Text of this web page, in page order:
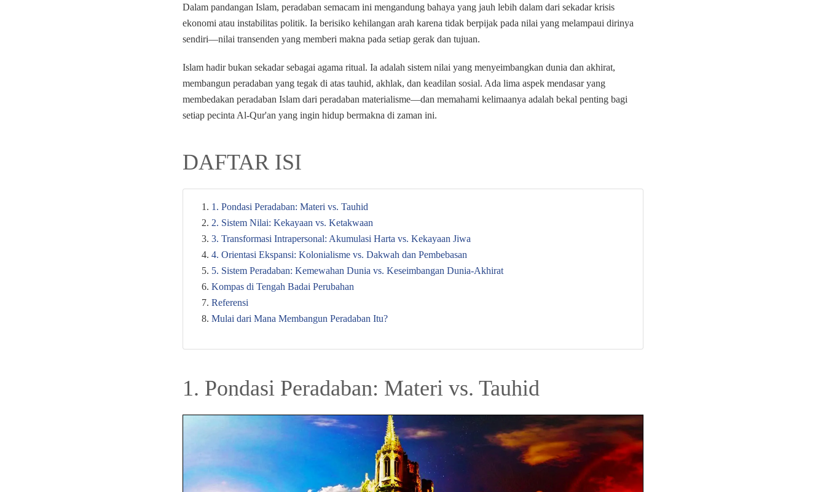
Dalam pandangan Islam, peradaban semacam ini mengandung bahaya yang jauh lebih dalam dari sekadar krisis
ekonomi atau instabilitas politik. Ia berisiko kehilangan arah karena tidak berpijak pada nilai yang melampaui dirinya
sendiri—nilai transenden yang memberi makna pada setiap gerak dan tujuan.
Islam hadir bukan sekadar sebagai agama ritual. Ia adalah sistem nilai yang menyeimbangkan dunia dan akhirat,
membangun peradaban yang tegak di atas tauhid, akhlak, dan keadilan sosial. Ada lima aspek mendasar yang
membedakan peradaban Islam dari peradaban materialisme—dan memahami kelimaanya adalah bekal penting bagi
setiap pecinta Al-Qur'an yang ingin hidup bermakna di zaman ini.
DAFTAR ISI
1. Pondasi Peradaban: Materi vs. Tauhid
2. Sistem Nilai: Kekayaan vs. Ketakwaan
3. Transformasi Intrapersonal: Akumulasi Harta vs. Kekayaan Jiwa
4. Orientasi Ekspansi: Kolonialisme vs. Dakwah dan Pembebasan
5. Sistem Peradaban: Kemewahan Dunia vs. Keseimbangan Dunia-Akhirat
Kompas di Tengah Badai Perubahan
Referensi
Mulai dari Mana Membangun Peradaban Itu?
1. Pondasi Peradaban: Materi vs. Tauhid